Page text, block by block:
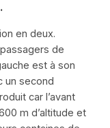
en deux.
de
est à son
un second
car l’avant
m d’altitude et